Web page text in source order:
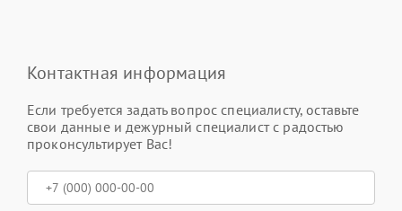
Контактная информация
Если требуется задать вопрос специалисту, оставьте
свои данные и дежурный специалист с радостью
проконсультирует Вас!